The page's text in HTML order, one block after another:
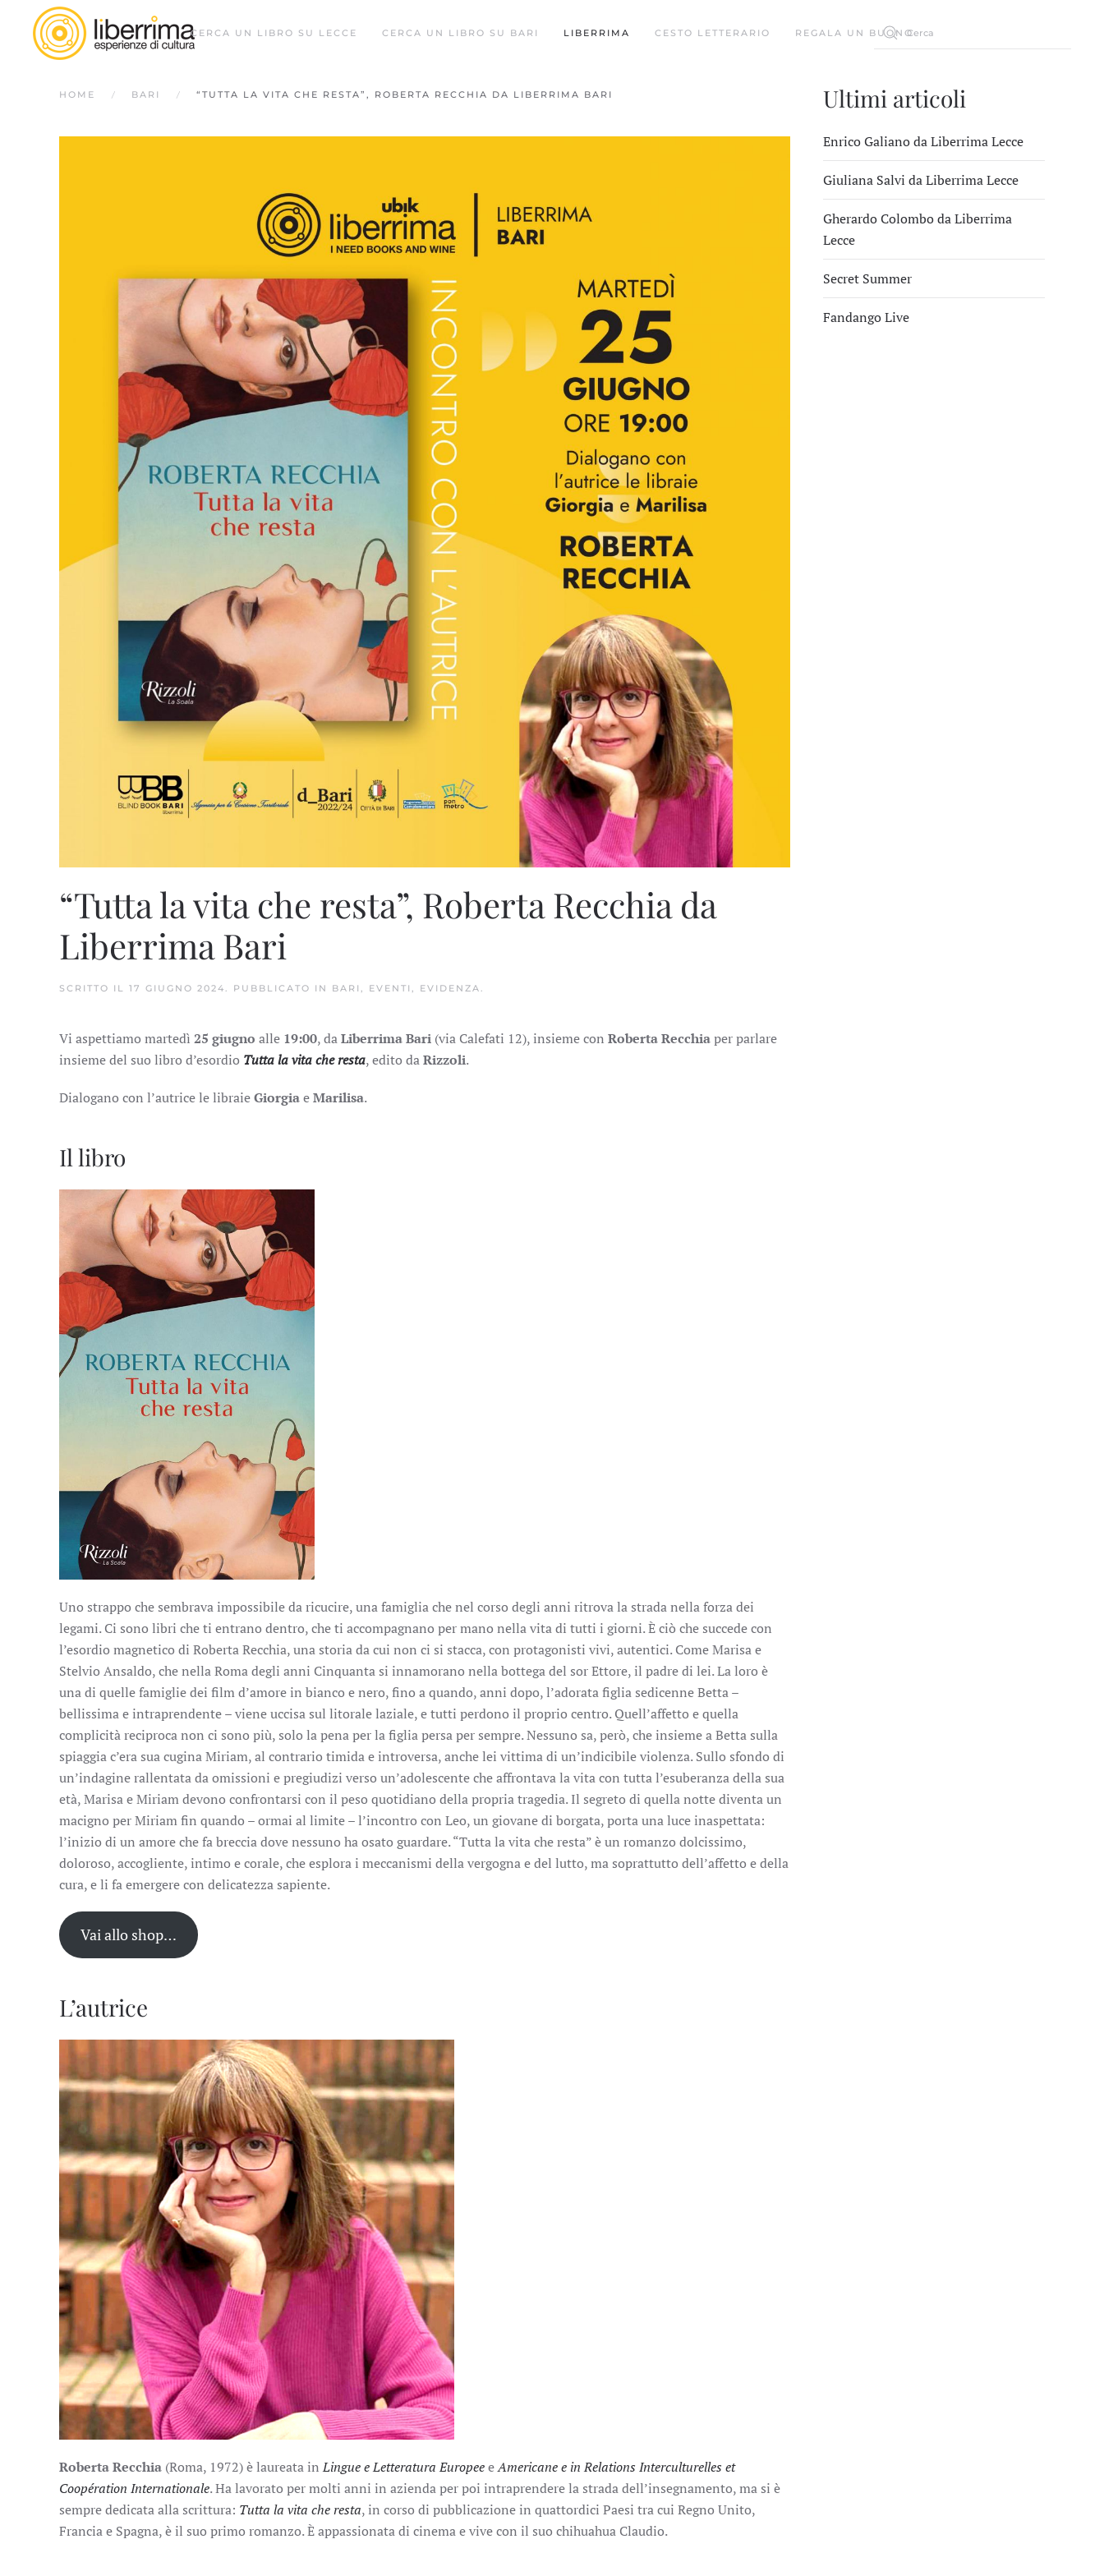
CERCA UN LIBRO SU LECCE CERCA UN LIBRO SU BARI LIBERRIMA CESTO LETTERARIO REGALA UN BUONO
HOME BARI “TUTTA LA VITA CHE RESTA”, ROBERTA RECCHIA DA LIBERRIMA BARI
“Tutta la vita che resta”, Roberta Recchia da
Liberrima Bari
SCRITTO IL 17 GIUGNO 2024. PUBBLICATO IN BARI , EVENTI , EVIDENZA.
Vi aspettiamo martedì 25 giugno alle 19:00, daLiberrima Bari (via Calefati 12), insieme con Roberta Recchiaper parlare
insieme del suo libro d’esordio Tutta la vita che resta, edito daRizzoli.
Dialogano con l’autrice le libraieGiorgiaeMarilisa.
Il libro
Uno strappo che sembrava impossibile da ricucire, una famiglia che nel corso degli anni ritrova la strada nella forza dei
legami. Ci sono libri che ti entrano dentro, che ti accompagnano per mano nella vita di tutti i giorni. È ciò che succede con
l’esordio magnetico di Roberta Recchia, una storia da cui non ci si stacca, con protagonisti vivi, autentici. Come Marisa e
Stelvio Ansaldo, che nella Roma degli anni Cinquanta si innamorano nella bottega del sor Ettore, il padre di lei. La loro è
una di quelle famiglie dei film d’amore in bianco e nero, fino a quando, anni dopo, l’adorata figlia sedicenne Betta –
bellissima e intraprendente – viene uccisa sul litorale laziale, e tutti perdono il proprio centro. Quell’affetto e quella
complicità reciproca non ci sono più, solo la pena per la figlia persa per sempre. Nessuno sa, però, che insieme a Betta sulla
spiaggia c’era sua cugina Miriam, al contrario timida e introversa, anche lei vittima di un’indicibile violenza. Sullo sfondo di
un’indagine rallentata da omissioni e pregiudizi verso un’adolescente che affrontava la vita con tutta l’esuberanza della sua
età, Marisa e Miriam devono confrontarsi con il peso quotidiano della propria tragedia. Il segreto di quella notte diventa un
macigno per Miriam fin quando – ormai al limite – l’incontro con Leo, un giovane di borgata, porta una luce inaspettata:
l’inizio di un amore che fa breccia dove nessuno ha osato guardare. “Tutta la vita che resta” è un romanzo dolcissimo,
doloroso, accogliente, intimo e corale, che esplora i meccanismi della vergogna e del lutto, ma soprattutto dell’affetto e della
cura, e li fa emergere con delicatezza sapiente.
Vai allo shop…
L’autrice
Roberta Recchia (Roma, 1972) è laureata inLingue e Letteratura EuropeeeAmericane e in Relations Interculturelles et
Coopération Internationale. Ha lavorato per molti anni in azienda per poi intraprendere la strada dell’insegnamento, ma si è
sempre dedicata alla scrittura: Tutta la vita che resta, in corso di pubblicazione in quattordici Paesi tra cui Regno Unito,
Francia e Spagna, è il suo primo romanzo. È appassionata di cinema e vive con il suo chihuahua Claudio.
Ultimi articoli
Enrico Galiano da Liberrima Lecce
Giuliana Salvi da Liberrima Lecce
Gherardo Colombo da Liberrima
Lecce
Secret Summer
Fandango Live